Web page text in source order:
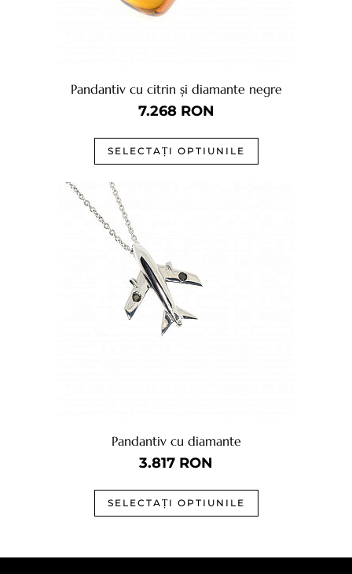
Pandantiv cu citrin și diamante negre
7.268RON
SELECTAȚI OPTIUNILE
Pandantiv cu diamante
3.817 RON
SELECTAȚI OPTIUNILE